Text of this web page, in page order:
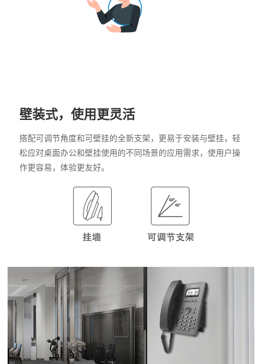
壁装式，使用更灵活
搭配可调节角度和可壁挂的全新支架，更易于安装与壁挂，轻
松应对桌面办公和壁挂使用的不同场景的应用需求，使用户操
作更容易，体验更友好。